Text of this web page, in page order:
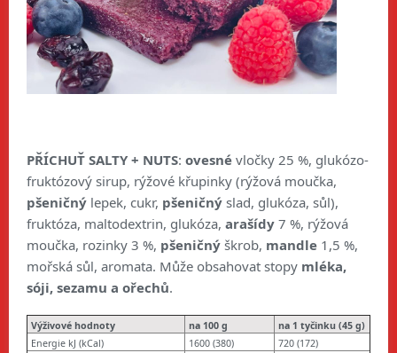
PŘÍCHUŤ SALTY + NUTS: ovesné vločky 25 %, glukózo-
fruktózový sirup, rýžové křupinky (rýžová moučka,
pšeničný lepek, cukr, pšeničný slad, glukóza, sůl),
fruktóza, maltodextrin, glukóza, arašídy 7 %, rýžová
moučka, rozinky 3 %, pšeničný škrob, mandle 1,5 %,
mořská sůl, aromata. Může obsahovat stopy mléka,
sóji, sezamu a ořechů.
Výživové hodnoty na 100 g
na 1 tyčinku (45 g)
Energie kJ (kCal)
1600 (380)
720 (172)